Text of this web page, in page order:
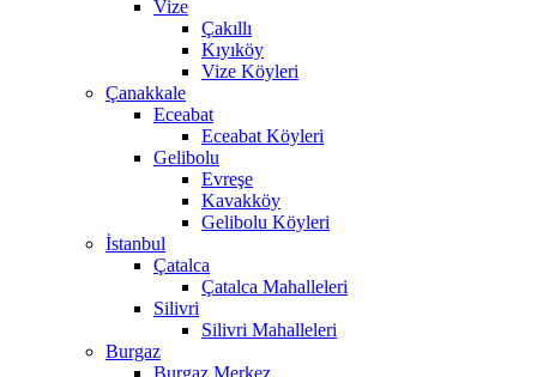
Vize
Çakıllı
Kıyıköy
Vize Köyleri
Çanakkale
Eceabat
Eceabat Köyleri
Gelibolu
Evreşe
Kavakköy
Gelibolu Köyleri
İstanbul
Çatalca
Çatalca Mahalleleri
Silivri
Silivri Mahalleleri
Burgaz